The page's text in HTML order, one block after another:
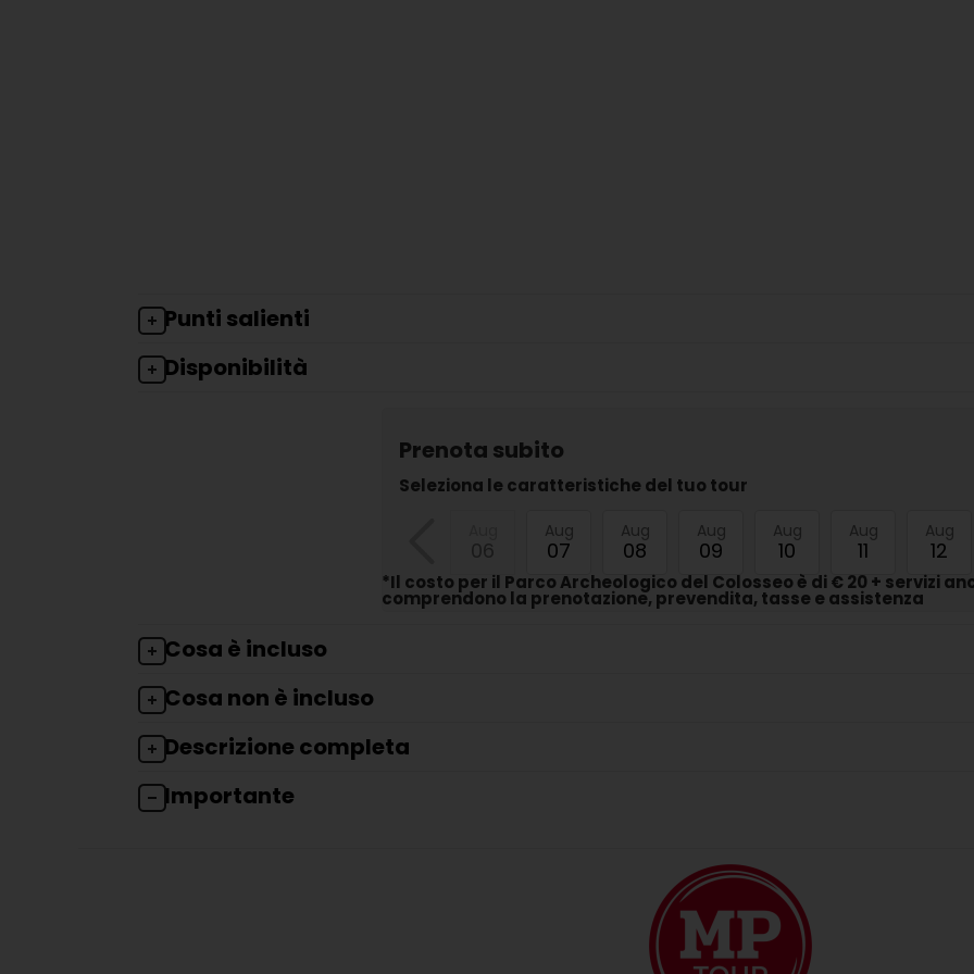
Punti salienti
Disponibilità
Prenota subito
Seleziona le caratteristiche del tuo tour
06
Aug
07
Aug
08
Aug
09
Aug
10
Aug
11
Aug
12
*Il costo per il Parco Archeologico del Colosseo è di € 20 + servizi
comprendono la prenotazione, prevendita, tasse e assistenza
Cosa è incluso
Cosa non è incluso
Descrizione completa
Importante